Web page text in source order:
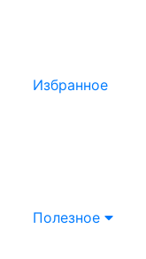
Избранное
Полезное